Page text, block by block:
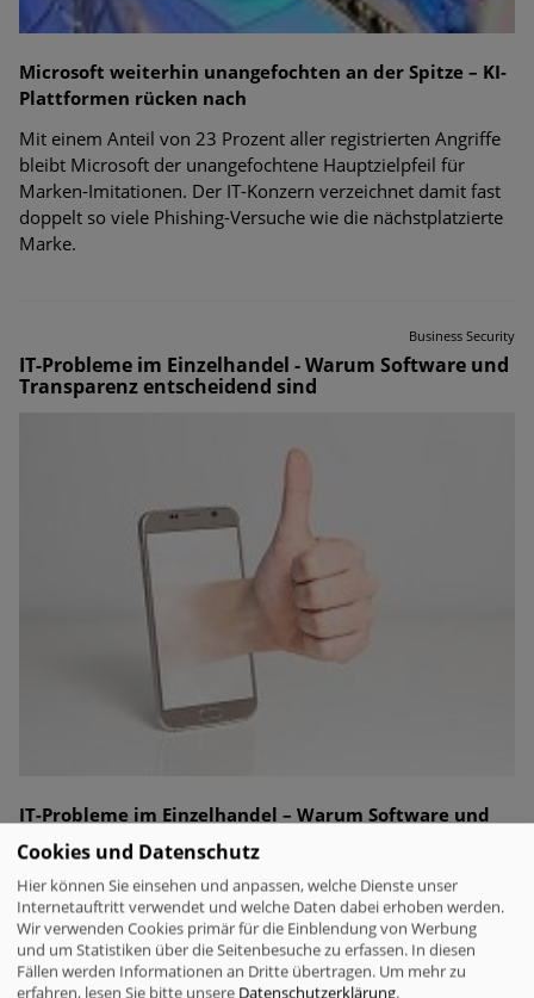
Microsoft weiterhin unangefochten an der Spitze – KI-
Plattformen rücken nach
Mit einem Anteil von 23 Prozent aller registrierten Angriffe
bleibt Microsoft der unangefochtene Hauptzielpfeil für
Marken-Imitationen. Der IT-Konzern verzeichnet damit fast
doppelt so viele Phishing-Versuche wie die nächstplatzierte
Marke.
Business Security
IT-Probleme im Einzelhandel - Warum Software und
Transparenz entscheidend sind
IT-Probleme im Einzelhandel – Warum Software und
Transparenz entscheidend sind
Das Kernproblem: Fehlende Gesamtsicht statt falscher
HardwareTechnische Störungen im Einzelhandel – wie
verlangsamte Scanner, veraltete Software oder
ungenehmigte KI-Nutzung – werden oft als isolierte
Alltagsfälle betrachtet.
Cookies und Datenschutz
Hier können Sie einsehen und anpassen, welche Dienste unser
Internetauftritt verwendet und welche Daten dabei erhoben werden.
Wir verwenden Cookies primär für die Einblendung von Werbung
und um Statistiken über die Seitenbesuche zu erfassen. In diesen
Fällen werden Informationen an Dritte übertragen. Um mehr zu
erfahren, lesen Sie bitte unsere Datenschutzerklärung.